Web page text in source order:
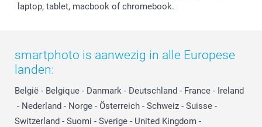
laptop, tablet, macbook of chromebook.
smartphoto is aanwezig in alle Europese
landen:
België - Belgique - Danmark - Deutschland - France - Ireland
- Nederland - Norge - Österreich - Schweiz - Suisse -
Switzerland - Suomi - Sverige - United Kingdom -